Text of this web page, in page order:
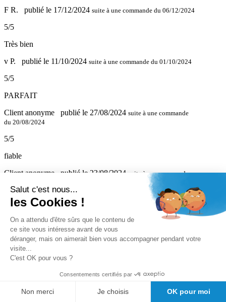
F R.
publié le 17/12/2024 suite à une commande du 06/12/2024
5/5
Très bien
v P.
publié le 11/10/2024 suite à une commande du 01/10/2024
5/5
PARFAIT
Client anonyme
publié le 27/08/2024 suite à une commande
du 20/08/2024
5/5
fiable
Client anonyme
publié le 23/08/2024
suite à une commande
5/5
aucun soucis avec le produit
Client anonymepublié le 23/08/2024
du 14/08/2024
5/5
Conforme à la description
Client anonyme
publié le 25/06/2024suite à une commande
Salut c'est nous...
les Cookies !
On a attendu d'être sûrs que le contenu de
ce site vous intéresse avant de vous
déranger, mais on aimerait bien vous accompagner pendant votre
visite...
C'est OK pour vous ?
Consentements certifiés par
Non merci Je choisis OK pour moi